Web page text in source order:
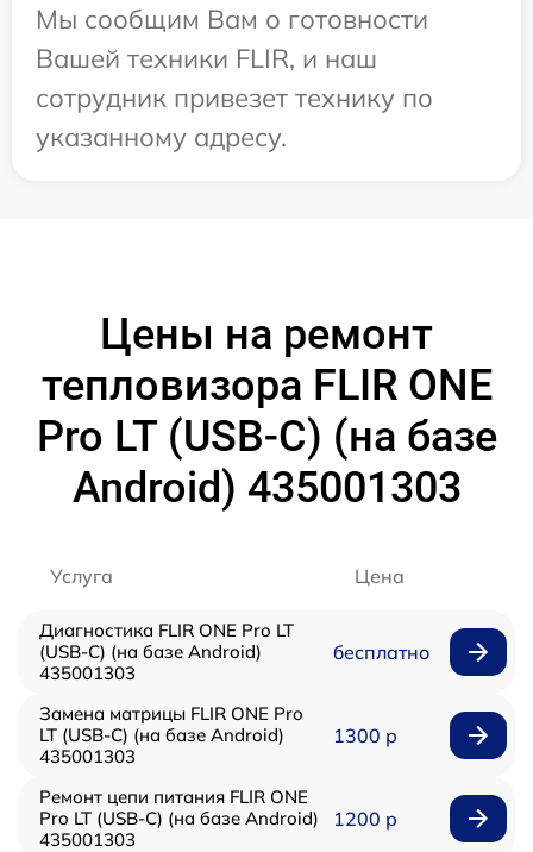
Мы сообщим Вам о готовности
Вашей техники FLIR, и наш
сотрудник привезет технику по
указанному адресу.
Цены на ремонт
тепловизора FLIR ONE
Pro LT (USB-C) (на базе
Android) 435001303
Услуга Цена
Диагностика FLIR ONE Pro LT
(USB-C) (на базе Android)
435001303
бесплатно
Замена матрицы FLIR ONE Pro
LT (USB-C) (на базе Android)
435001303
1300 р
Ремонт цепи питания FLIR ONE
Pro LT (USB-C) (на базе Android)
435001303
1200 р